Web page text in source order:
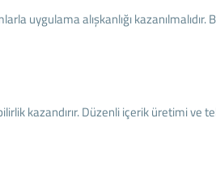
uygulama alışkanlığı kazanılmalıdır.
kazandırır. Düzenli içerik üretimi ve